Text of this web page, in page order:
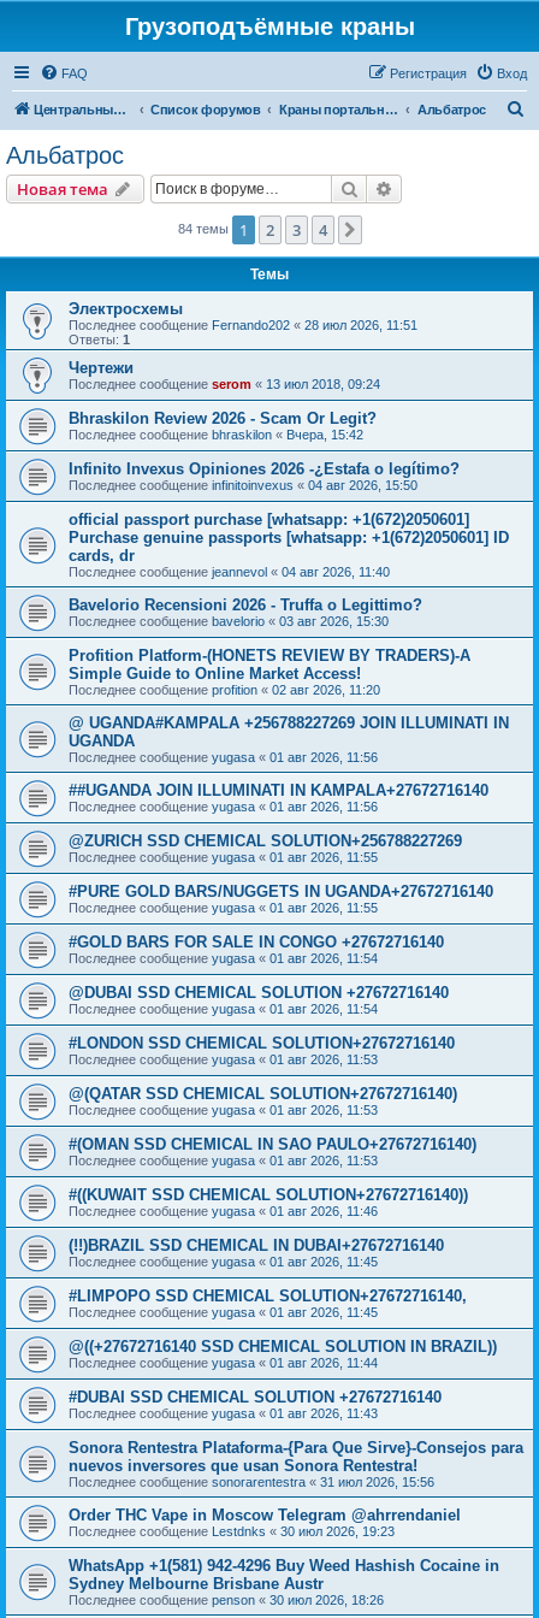
Грузоподъёмные краны
FAQ Вход
Регистрация
Центральный сайт Список форумов Краны портальные Альбатрос
Альбатрос
Новая тема Поиск
84 темы 1 2 3 4
Темы
Электросхемы
Последнее сообщение Fernando202 « 28 июл 2026, 11:51
Ответы: 1
Чертежи
Последнее сообщение serom « 13 июл 2018, 09:24
Bhraskilon Review 2026 - Scam Or Legit?
Последнее сообщение bhraskilon « Вчера, 15:42
Infinito Invexus Opiniones 2026 -¿Estafa o legítimo?
Последнее сообщение infinitoinvexus « 04 авг 2026, 15:50
official passport purchase [whatsapp: +1(672)2050601]
Purchase genuine passports [whatsapp: +1(672)2050601] ID
cards, dr
Последнее сообщение jeannevol « 04 авг 2026, 11:40
Bavelorio Recensioni 2026 - Truffa o Legittimo?
Последнее сообщение bavelorio « 03 авг 2026, 15:30
Profition Platform-(HONETS REVIEW BY TRADERS)-A
Simple Guide to Online Market Access!
Последнее сообщение profition « 02 авг 2026, 11:20
@ UGANDA#KAMPALA +256788227269 JOIN ILLUMINATI IN
UGANDA
Последнее сообщение yugasa « 01 авг 2026, 11:56
##UGANDA JOIN ILLUMINATI IN KAMPALA+27672716140
Последнее сообщение yugasa « 01 авг 2026, 11:56
@ZURICH SSD CHEMICAL SOLUTION+256788227269
Последнее сообщение yugasa « 01 авг 2026, 11:55
#PURE GOLD BARS/NUGGETS IN UGANDA+27672716140
Последнее сообщение yugasa « 01 авг 2026, 11:55
#GOLD BARS FOR SALE IN CONGO +27672716140
Последнее сообщение yugasa « 01 авг 2026, 11:54
@DUBAI SSD CHEMICAL SOLUTION +27672716140
Последнее сообщение yugasa « 01 авг 2026, 11:54
#LONDON SSD CHEMICAL SOLUTION+27672716140
Последнее сообщение yugasa « 01 авг 2026, 11:53
@(QATAR SSD CHEMICAL SOLUTION+27672716140)
Последнее сообщение yugasa « 01 авг 2026, 11:53
#(OMAN SSD CHEMICAL IN SAO PAULO+27672716140)
Последнее сообщение yugasa « 01 авг 2026, 11:53
#((KUWAIT SSD CHEMICAL SOLUTION+27672716140))
Последнее сообщение yugasa « 01 авг 2026, 11:46
(!!)BRAZIL SSD CHEMICAL IN DUBAI+27672716140
Последнее сообщение yugasa « 01 авг 2026, 11:45
#LIMPOPO SSD CHEMICAL SOLUTION+27672716140,
Последнее сообщение yugasa « 01 авг 2026, 11:45
@((+27672716140 SSD CHEMICAL SOLUTION IN BRAZIL))
Последнее сообщение yugasa « 01 авг 2026, 11:44
#DUBAI SSD CHEMICAL SOLUTION +27672716140
Последнее сообщение yugasa « 01 авг 2026, 11:43
Sonora Rentestra Plataforma-{Para Que Sirve}-Consejos para
nuevos inversores que usan Sonora Rentestra!
Последнее сообщение sonorarentestra « 31 июл 2026, 15:56
Order THC Vape in Moscow Telegram @ahrrendaniel
Последнее сообщение Lestdnks « 30 июл 2026, 19:23
WhatsApp +1(581) 942-4296 Buy Weed Hashish Cocaine in
Sydney Melbourne Brisbane Austr
Последнее сообщение penson « 30 июл 2026, 18:26